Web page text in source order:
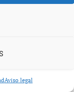
Aviso legal
P2, P1 y